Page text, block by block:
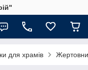
для храмів